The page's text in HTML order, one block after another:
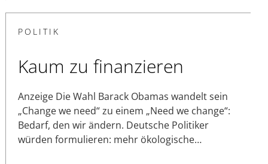
POLITIK
Kaum zu finanzieren
Anzeige Die Wahl Barack Obamas wandelt sein
„Change we need“ zu einem „Need we change“:
Bedarf, den wir ändern. Deutsche Politiker
würden formulieren: mehr ökologische…